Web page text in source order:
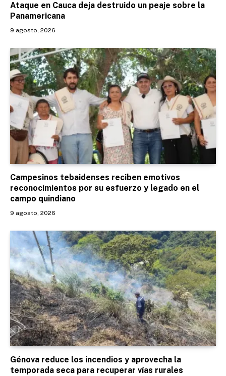
Ataque en Cauca deja destruido un peaje sobre la
Panamericana
9 agosto, 2026
Campesinos tebaidenses reciben emotivos
reconocimientos por su esfuerzo y legado en el
campo quindiano
9 agosto, 2026
Génova reduce los incendios y aprovecha la
temporada seca para recuperar vías rurales